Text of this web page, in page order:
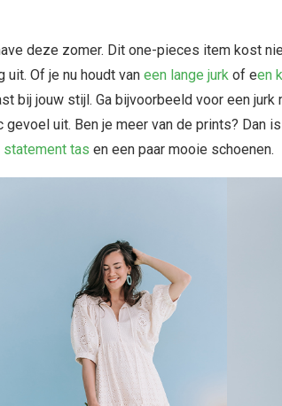
deze zomer. Dit one-pieces item kost
Of je nu houdt van een lange jurk of een
bij jouw stijl. Ga bijvoorbeeld voor een jurk
uit. Ben je meer van de prints? Dan
statement tas en een paar mooie schoenen.